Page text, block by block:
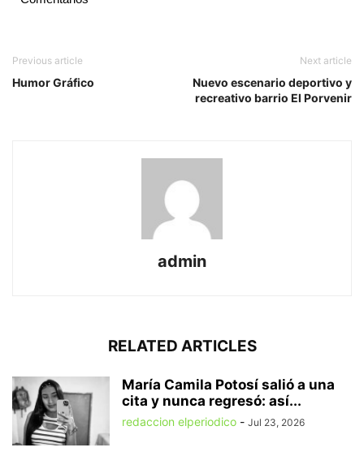
Previous article
Humor Gráfico
Next article
Nuevo escenario deportivo y
recreativo barrio El Porvenir
admin
RELATED ARTICLES
María Camila Potosí salió a una
cita y nunca regresó: así...
redaccion elperiodico - Jul 23, 2026